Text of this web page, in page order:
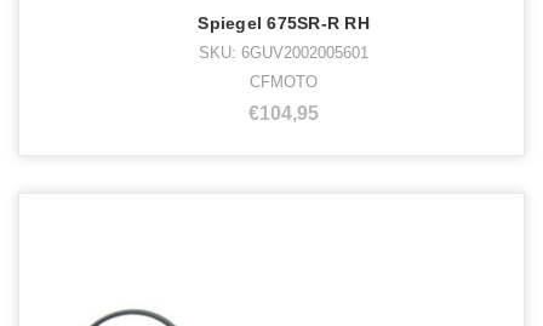
Spiegel 675SR-R RH
SKU: 6GUV2002005601
CFMOTO
€104,95